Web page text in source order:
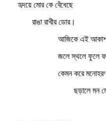
হৃদয়ে মোর কে বেঁধেছে
রাঙা রাখীর ডোর।
আজিকে এই
জলে স্থলে ফুলে
কেমন করে
ছড়ালে মন